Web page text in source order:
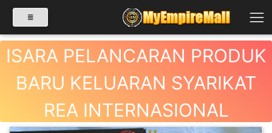
ISARA PELANCARAN PRODUK
BARU KELUARAN SYARIKAT
REA INTERNASIONAL
SELECT CATEGORY
PRODUK(0)